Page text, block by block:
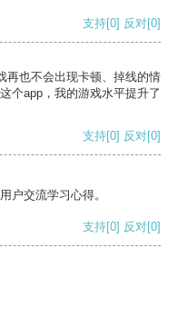
支持[0] 反对[0]
再也不会出现卡顿、掉线的情
个app，我的游戏水平提升了
支持[0] 反对[0]
户交流学习心得。
支持[0] 反对[0]